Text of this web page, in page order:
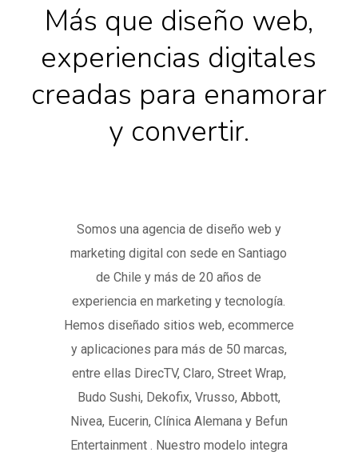
Más que diseño web,
experiencias digitales
creadas para enamorar
y convertir.
Somos una agencia de diseño web y
marketing digital con sede en Santiago
de Chile y más de 20 años de
experiencia en marketing y tecnología.
Hemos diseñado sitios web, ecommerce
y aplicaciones para más de 50 marcas,
entre ellas DirecTV, Claro, Street Wrap,
Budo Sushi, Dekofix, Vrusso, Abbott,
Nivea, Eucerin, Clínica Alemana y Befun
Entertainment . Nuestro modelo integra